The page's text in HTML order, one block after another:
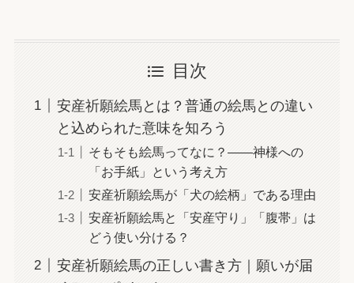
目次
安産祈願絵馬とは？普通の絵馬との違い
と込められた意味を知ろう
そもそも絵馬ってなに？——神様への
「お手紙」という考え方
安産祈願絵馬が「犬の絵柄」である理由
安産祈願絵馬と「安産守り」「腹帯」は
どう使い分ける？
安産祈願絵馬の正しい書き方｜願いが届